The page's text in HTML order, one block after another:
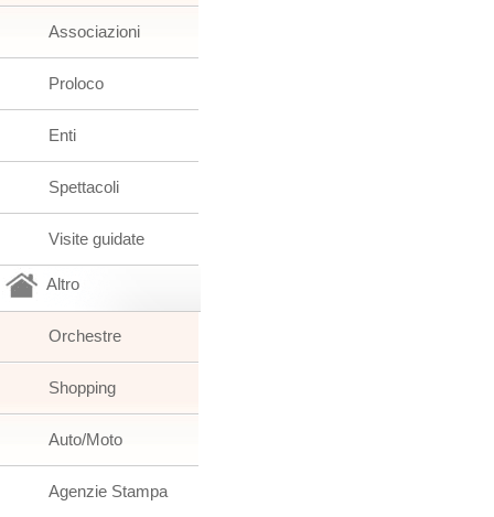
Associazioni
Proloco
Enti
Spettacoli
Visite guidate
Altro
Orchestre
Shopping
Auto/Moto
Agenzie Stampa